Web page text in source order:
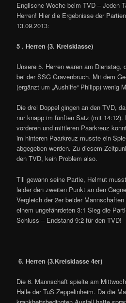
Englische Woche beim TVD – Jeden
Herren! Hier die Ergebnisse der
13.09.2013:
5 . Herren (3. Kreisklasse)
Unsere 5. Herren waren am Dienstag,
bei der SSG Gravenbruch. Mit dem
(ergänzt um „Aushilfe“ Philipp) wenig
Die drei Doppel gingen an den TVD,
nur knapp im fünften Satz (mit 14:12).
vorderen und mittleren Paarkreuz
im hinteren Paarkreuz musste ein
abgegeben werden. Zu diesem
den TVD, kein Problem also.
Till gewann seine Partie, Helmut
leider den zweiten Punkt an den
Vergleich der 2er beider
einem ungefährdeten 3:1 Sieg die
Schluss – Endstand 9:2 für den TVD!
6. Herren (3.Kreisklasse 4er)
Die 6. Mannschaft spielte am
Halle der TuS Zeppelinheim. Da die